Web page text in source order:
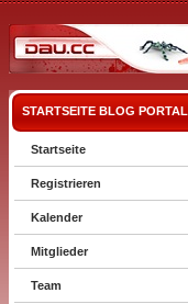
STARTSEITE BLOG PORTAL
Startseite
Registrieren
Kalender
Mitglieder
Team